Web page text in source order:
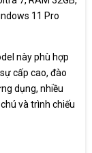
11 Pro
này phù hợp
cấp cao, đào
dụng, nhiều
và trình chiếu